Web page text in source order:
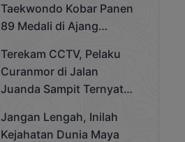
Taekwondo Kobar Panen
89 Medali di Ajang
Cup 2025
Terekam CCTV, Pelaku
Curanmor di Jalan
Juanda Sampit Ternyata
Jangan Lengah, Inilah
Kejahatan Dunia Maya